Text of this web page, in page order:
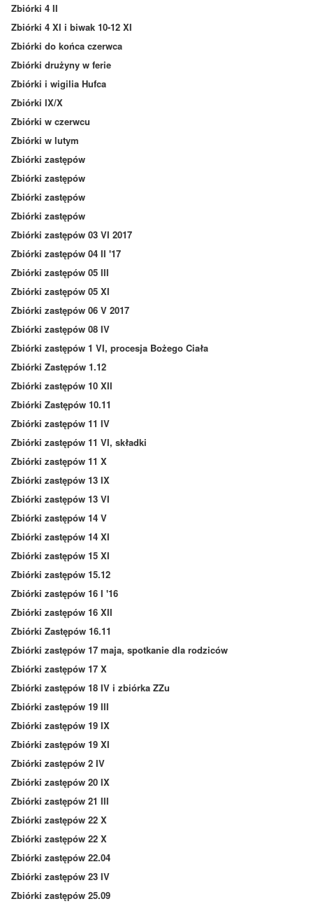
Zbiórki 4 II
Zbiórki 4 XI i biwak 10-12 XI
Zbiórki do końca czerwca
Zbiórki drużyny w ferie
Zbiórki i wigilia Hufca
Zbiórki IX/X
Zbiórki w czerwcu
Zbiórki w lutym
Zbiórki zastępów
Zbiórki zastępów
Zbiórki zastępów
Zbiórki zastępów
Zbiórki zastępów 03 VI 2017
Zbiórki zastępów 04 II '17
Zbiórki zastępów 05 III
Zbiórki zastępów 05 XI
Zbiórki zastępów 06 V 2017
Zbiórki zastępów 08 IV
Zbiórki zastępów 1 VI, procesja Bożego Ciała
Zbiórki Zastępów 1.12
Zbiórki zastępów 10 XII
Zbiórki Zastępów 10.11
Zbiórki zastępów 11 IV
Zbiórki zastępów 11 VI, składki
Zbiórki zastępów 11 X
Zbiórki zastępów 13 IX
Zbiórki zastępów 13 VI
Zbiórki zastępów 14 V
Zbiórki zastępów 14 XI
Zbiórki zastępów 15 XI
Zbiórki zastępów 15.12
Zbiórki zastępów 16 I '16
Zbiórki zastępów 16 XII
Zbiórki Zastępów 16.11
Zbiórki zastępów 17 maja, spotkanie dla rodziców
Zbiórki zastępów 17 X
Zbiórki zastępów 18 IV i zbiórka ZZu
Zbiórki zastępów 19 III
Zbiórki zastępów 19 IX
Zbiórki zastępów 19 XI
Zbiórki zastępów 2 IV
Zbiórki zastępów 20 IX
Zbiórki zastępów 21 III
Zbiórki zastępów 22 X
Zbiórki zastępów 22 X
Zbiórki zastępów 22.04
Zbiórki zastępów 23 IV
Zbiórki zastępów 25.09